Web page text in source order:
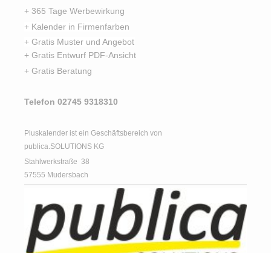
+ 365 Tage Werbewirkung
+ Kalender in Firmenfarben
+ Gratis Muster und Angebot
+ Gratis Entwurf PDF-Ansicht
+ Gratis Beratung
Telefon 02745 9318310
Pluskalender ist ein Geschäftsbereich von
publica.SOLUTIONS KG
Stahlwerkstraße 38
57555 Mudersbach